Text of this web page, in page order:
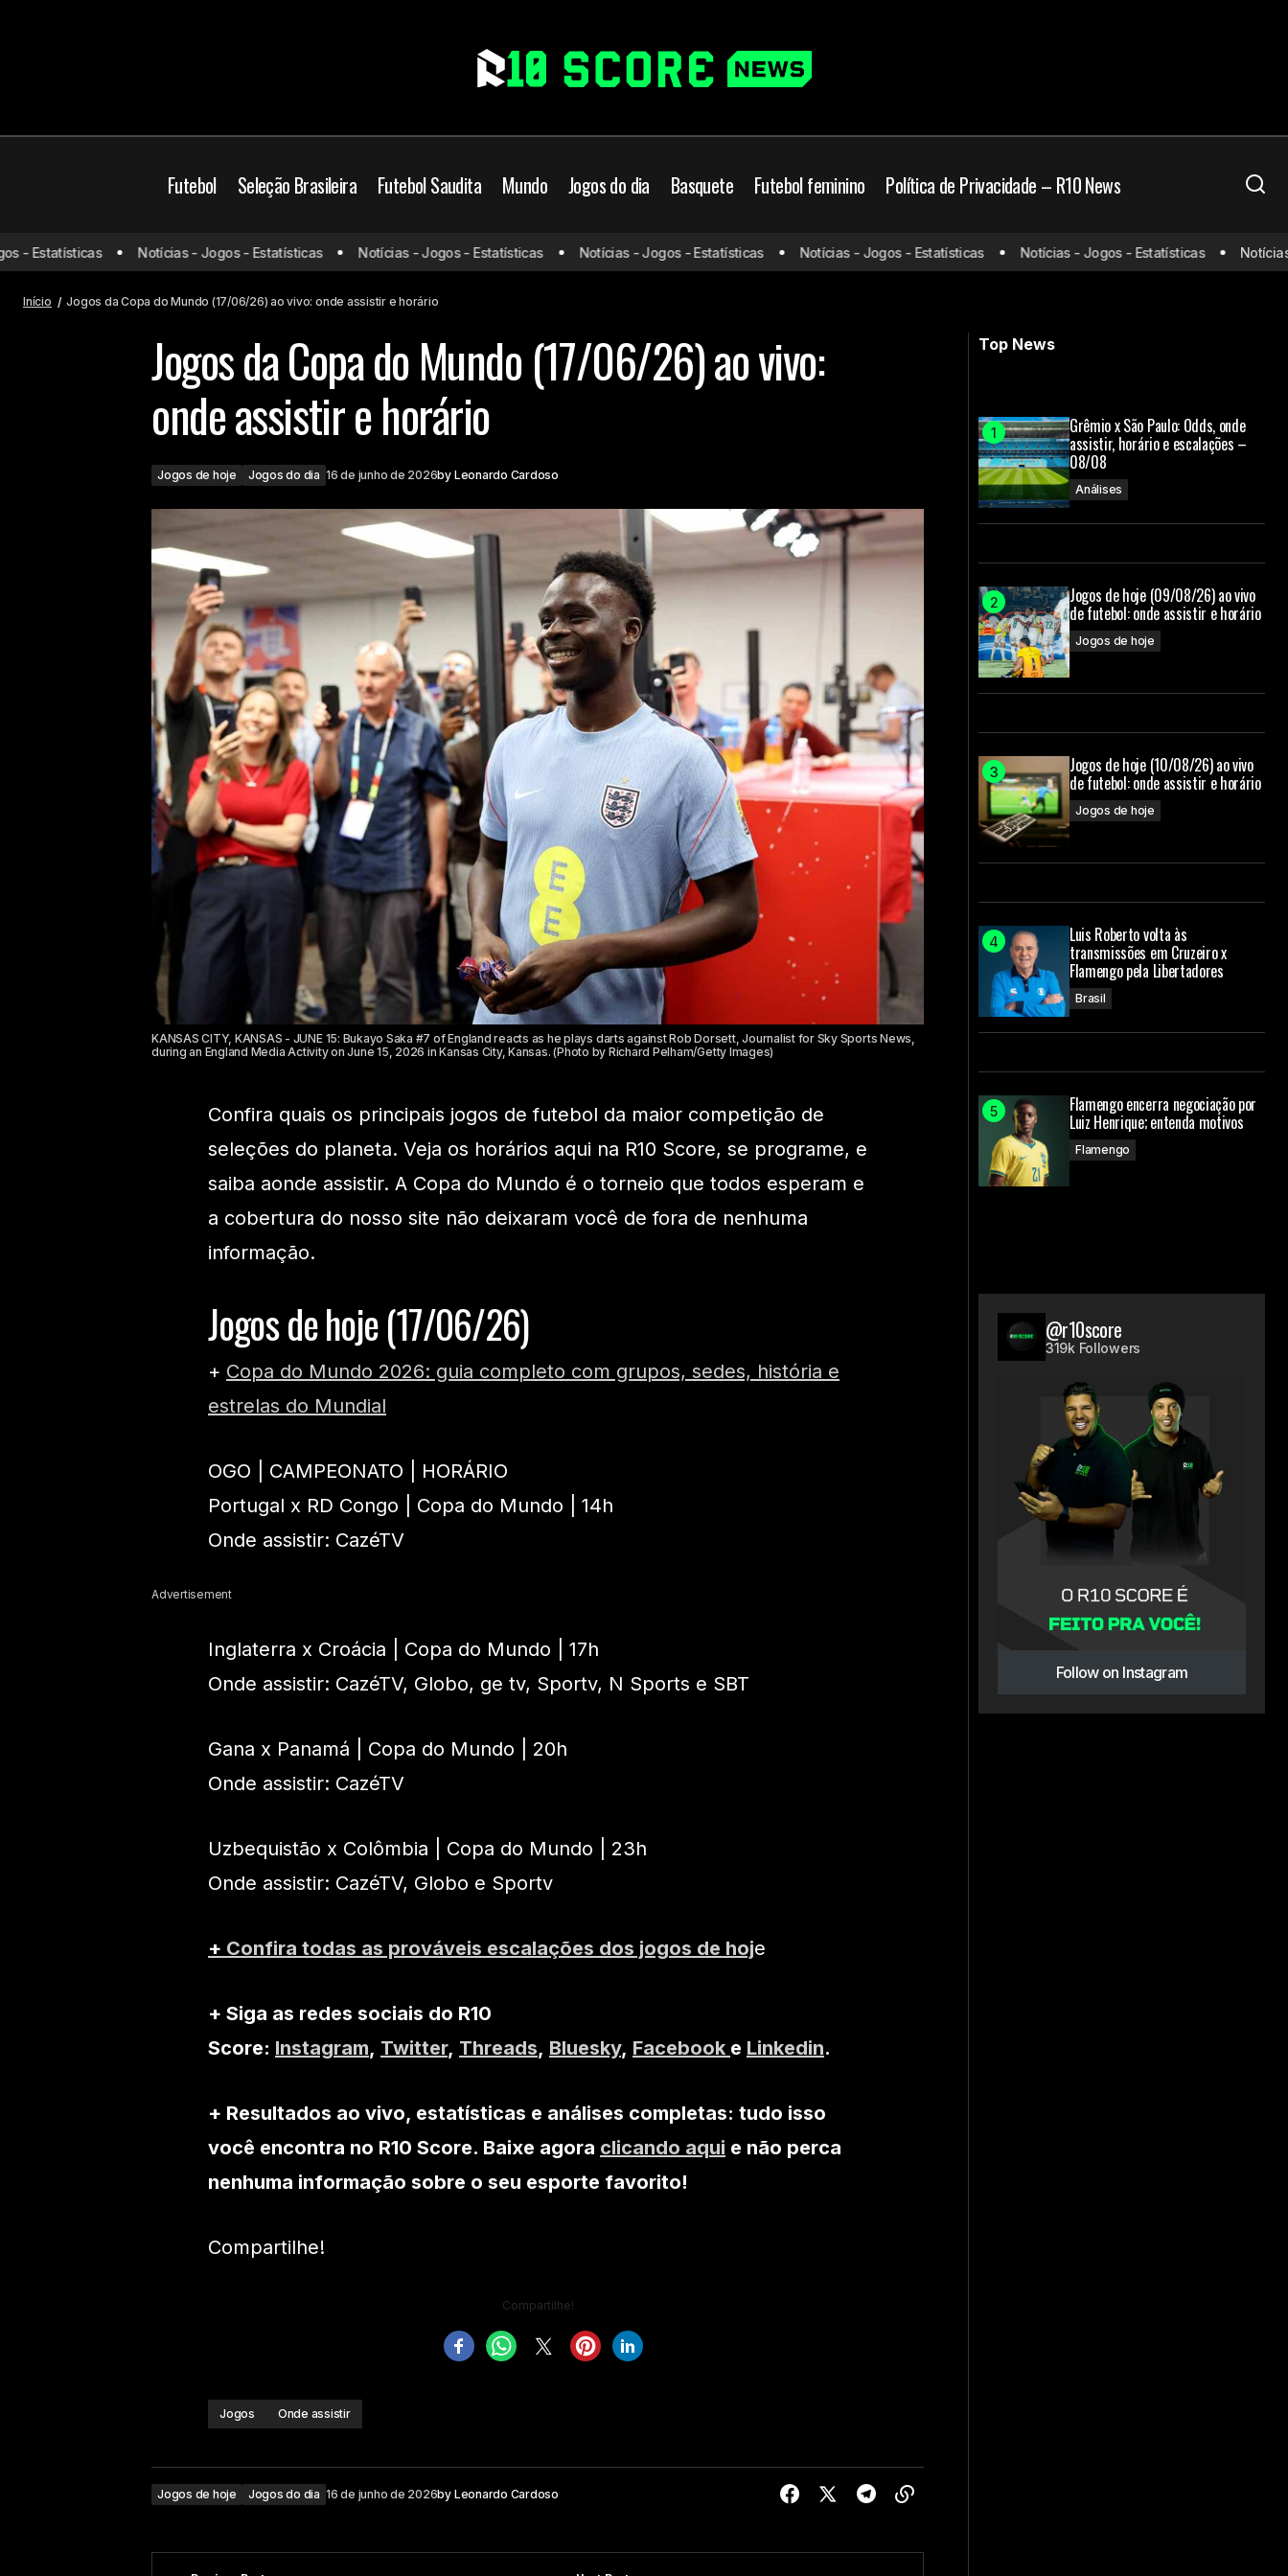
Futebol Seleção Brasileira Futebol Saudita Mundo Jogos do dia Basquete Futebol feminino Política de Privacidade – R10 News
Tiago Splitter é anunciado como novo
técnico do Chicago Bulls
Jogos de hoje Jogos do dia Jogos da Copa do Mundo (17/06/26) ao vivo: onde assistir e horário
Ancelotti testa mudanças no Brasil;
Rayan e Luiz Henrique treinam entre os
titulares
Estatísticas Notícias - Jogos - Estatísticas Notícias - Jogos - Estatísticas Notícias - Jogos - Estatísticas Notícias - Jogos - Estatísticas Notícias - Jogos - Estatísticas Notícias -
Início Jogos da Copa do Mundo (17/06/26) ao vivo: onde assistir e horário
Jogos da Copa do Mundo (17/06/26) ao vivo:
onde assistir e horário
Jogos de hoje Jogos do dia 16 de junho de 2026by Leonardo Cardoso
KANSAS CITY, KANSAS - JUNE 15: Bukayo Saka #7 of England reacts as he plays darts against Rob Dorsett, Journalist for Sky Sports News,
during an England Media Activity on June 15, 2026 in Kansas City, Kansas. (Photo by Richard Pelham/Getty Images)
Confira quais os principais jogos de futebol da maior competição de
seleções do planeta. Veja os horários aqui na R10 Score, se programe, e
saiba aonde assistir. A Copa do Mundo é o torneio que todos esperam e
a cobertura do nosso site não deixaram você de fora de nenhuma
informação.
Jogos de hoje (17/06/26)
+ Copa do Mundo 2026: guia completo com grupos, sedes, história e
estrelas do Mundial
OGO | CAMPEONATO | HORÁRIO
Portugal x RD Congo | Copa do Mundo | 14h
Onde assistir: CazéTV
Advertisement
Inglaterra x Croácia | Copa do Mundo | 17h
Onde assistir: CazéTV, Globo, ge tv, Sportv, N Sports e SBT
Gana x Panamá | Copa do Mundo | 20h
Onde assistir: CazéTV
Uzbequistão x Colômbia | Copa do Mundo | 23h
Onde assistir: CazéTV, Globo e Sportv
+ Confira todas as prováveis escalações dos jogos de hoje
+ Siga as redes sociais do R10
Score: Instagram, Twitter, Threads, Bluesky, Facebook e Linkedin.
+ Resultados ao vivo, estatísticas e análises completas: tudo isso
você encontra no R10 Score. Baixe agora clicando aqui e não perca
nenhuma informação sobre o seu esporte favorito!
Compartilhe!
Compartilhe!
Jogos Onde assistir
Jogos de hoje Jogos do dia 16 de junho de 2026by Leonardo Cardoso
Top News
Grêmio x São Paulo: Odds, onde
assistir, horário e escalações –
08/08
Análises
Jogos de hoje (09/08/26) ao vivo
de futebol: onde assistir e horário
Jogos de hoje
Jogos de hoje (10/08/26) ao vivo
de futebol: onde assistir e horário
Jogos de hoje
Luis Roberto volta às
transmissões em Cruzeiro x
Flamengo pela Libertadores
Brasil
Flamengo encerra negociação por
Luiz Henrique; entenda motivos
Flamengo
@r10score
319k Followers
Follow on Instagram